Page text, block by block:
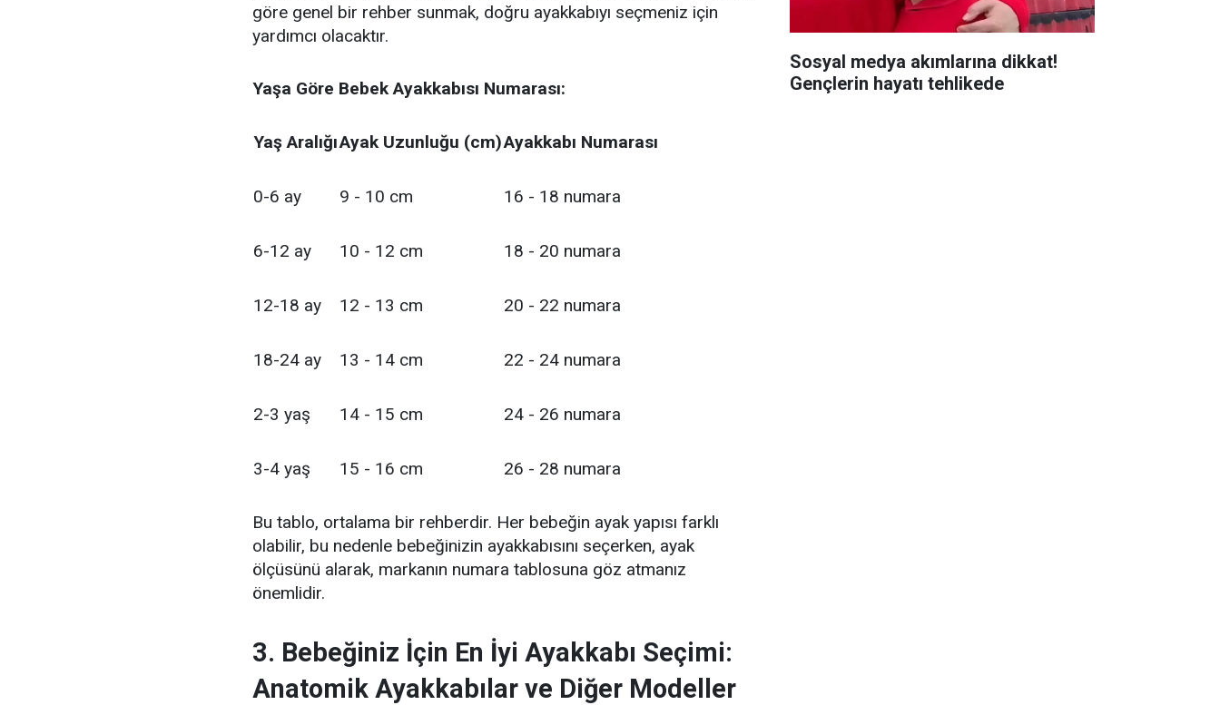
göre genel bir rehber sunmak, doğru ayakkabıyı seçmeniz için
yardımcı olacaktır.
Yaşa Göre Bebek Ayakkabısı Numarası:
Yaş AralığıAyak Uzunluğu (cm)Ayakkabı Numarası
0-6 ay 9 - 10 cm 16 - 18 numara
6-12 ay 10 - 12 cm 18 - 20 numara
12-18 ay 12 - 13 cm 20 - 22 numara
18-24 ay 13 - 14 cm 22 - 24 numara
2-3 yaş 14 - 15 cm 24 - 26 numara
3-4 yaş 15 - 16 cm 26 - 28 numara
Bu tablo, ortalama bir rehberdir. Her bebeğin ayak yapısı farklı
olabilir, bu nedenle bebeğinizin ayakkabısını seçerken, ayak
ölçüsünü alarak, markanın numara tablosuna göz atmanız
önemlidir.
3. Bebeğiniz İçin En İyi Ayakkabı Seçimi:
Anatomik Ayakkabılar ve Diğer Modeller
Sosyal medya akımlarına dikkat!
Gençlerin hayatı tehlikede